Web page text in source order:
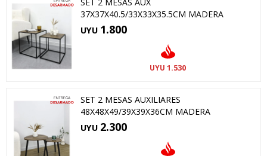
37X37X40.5/33X33X35.5CM MADERA
UYU 1.800
UYU 1.530
SET 2 MESAS AUXILIARES
48X48X49/39X39X36CM MADERA
UYU 2.300